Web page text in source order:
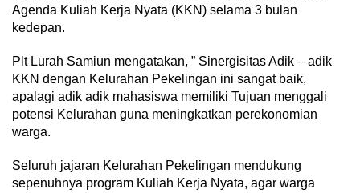
Agenda Kuliah Kerja Nyata (KKN) selama 3 bulan
kedepan.
Plt Lurah Samiun mengatakan, ” Sinergisitas Adik – adik
KKN dengan Kelurahan Pekelingan ini sangat baik,
apalagi adik adik mahasiswa memiliki Tujuan menggali
potensi Kelurahan guna meningkatkan perekonomian
warga.
Seluruh jajaran Kelurahan Pekelingan mendukung
sepenuhnya program Kuliah Kerja Nyata, agar warga